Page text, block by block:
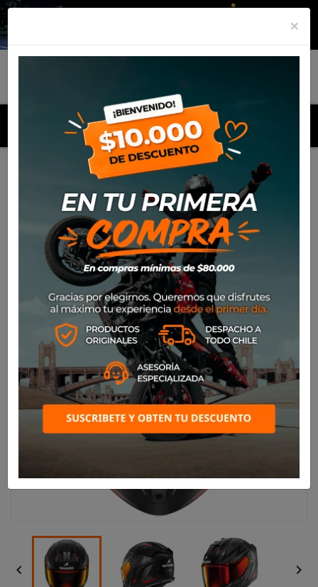
MENU
Productos Equipamiento Para el piloto
Casco Shark D-Skwall 3 Blast-R Mat Kar
 
×